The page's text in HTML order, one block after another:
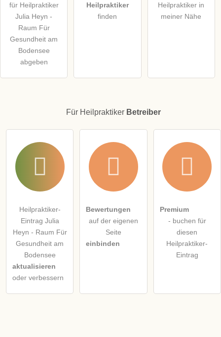
Hinweis:Bitte beachten Sie, öffentliche Fragen sindfür alle
Besucher sichtbar
Klicken Sie hier um eine
Heilpraktiker-Eintrag zu stellen
für Heilpraktiker
Julia Heyn -
Raum Für
Gesundheit am
Bodensee
abgeben
Heilpraktiker
finden
Heilpraktiker in
meiner Nähe
Für Heilpraktiker Betreiber
Heilpraktiker-
Eintrag Julia
Heyn - Raum Für
Gesundheit am
Bodensee
aktualisieren
oder verbessern
Bewertungen
auf der eigenen
Seite
einbinden
Premium
- buchen für
diesen
Heilpraktiker-
Eintrag